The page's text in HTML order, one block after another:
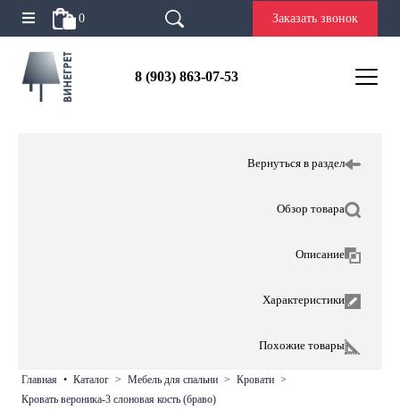
0 Заказать звонок
8 (903) 863-07-53
Вернуться в раздел
Обзор товара
Описание
Характеристики
Похожие товары
главная • каталог > мебель для спальни > кровати >
кровать вероника-3 слоновая кость (браво)